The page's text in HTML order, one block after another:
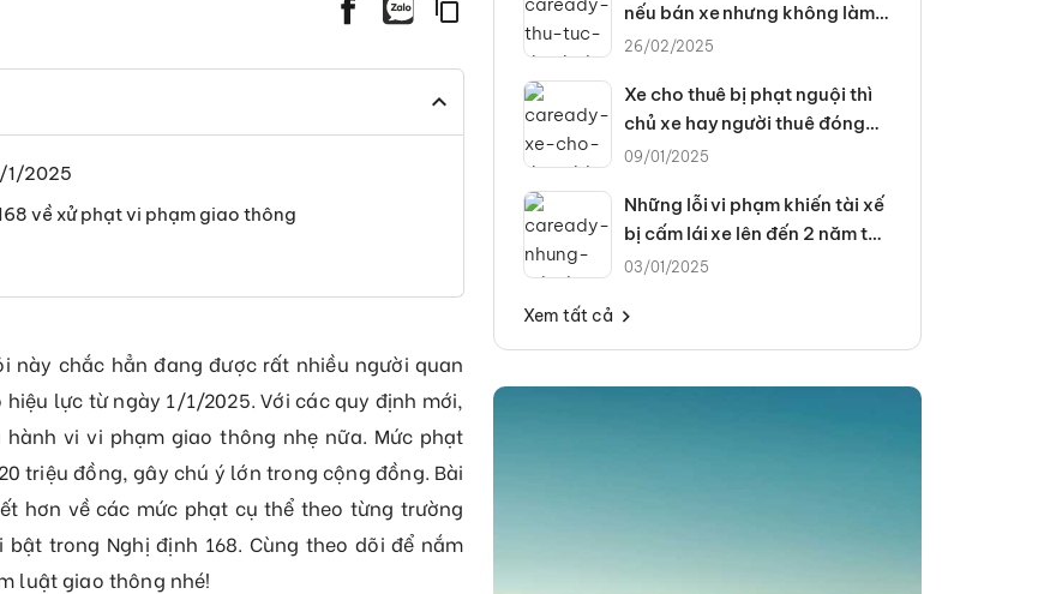
1/2025
về xử phạt vi phạm giao thông
này chắc hẳn đang được rất nhiều người quan
lực từ ngày 1/1/2025. Với các quy định mới,
vi vi phạm giao thông nhẹ nữa. Mức phạt
triệu đồng, gây chú ý lớn trong cộng đồng. Bài
hơn về các mức phạt cụ thể theo từng trường
trong Nghị định 168. Cùng theo dõi để nắm
luật giao thông nhé!
nếu bán xe nhưng không làm
thủ tục thu hồi đăng ký
26/02/2025
Xe cho thuê bị phạt nguội thì
chủ xe hay người thuê đóng
phạt?
09/01/2025
Những lỗi vi phạm khiến tài xế
bị cấm lái xe lên đến 2 năm từ
2025
03/01/2025
Xem tất cả